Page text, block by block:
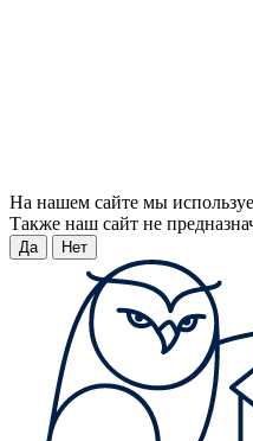
На нашем сайте мы
Также наш сайт не
Да Нет